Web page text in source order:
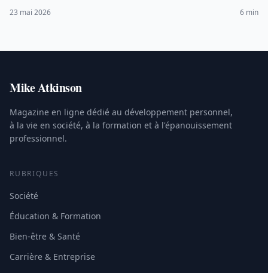
critères de qualité et financements possibles (CPF, OPCO).
23 mai 2026 6 min
Mike Atkinson
Magazine en ligne dédié au développement personnel,
à la vie en société, à la formation et à l'épanouissement
professionnel.
RUBRIQUES
Société
Éducation & Formation
Bien-être & Santé
Carrière & Entreprise